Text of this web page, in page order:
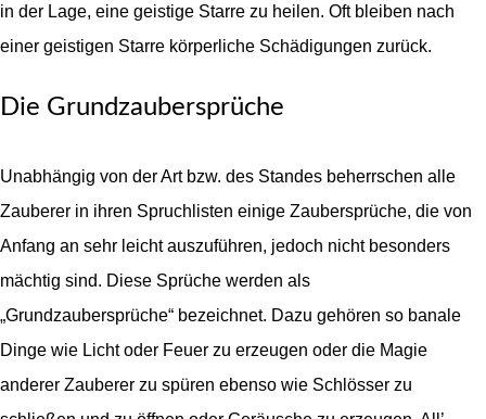
in der Lage, eine geistige Starre zu heilen. Oft bleiben nach
einer geistigen Starre körperliche Schädigungen zurück.
Die Grundzaubersprüche
Unabhängig von der Art bzw. des Standes beherrschen alle
Zauberer in ihren Spruchlisten einige Zaubersprüche, die von
Anfang an sehr leicht auszuführen, jedoch nicht besonders
mächtig sind. Diese Sprüche werden als
„Grundzaubersprüche“ bezeichnet. Dazu gehören so banale
Dinge wie Licht oder Feuer zu erzeugen oder die Magie
anderer Zauberer zu spüren ebenso wie Schlösser zu